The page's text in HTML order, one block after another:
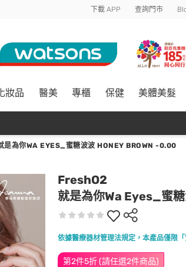
下載 APP 查詢門市
妝品 醫美 專櫃 保健 美體美髮
是為你WA EYES_蜜糖波波 HONEY BROWN -0.00
FreshO2
就是為你Wa Eyes_蜜
依據醫療器材管理法規定，本產品僅限
第2件5折 (請任選2件商品)